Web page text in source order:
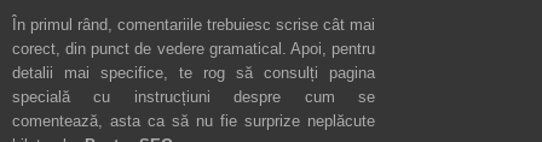
În primul rând, comentariile trebuiesc scrise cât mai
corect, din punct de vedere gramatical. Apoi, pentru
detalii mai specifice, te rog să consulți pagina
specială cu instrucțiuni despre cum se
comentează, asta ca să nu fie surprize neplăcute